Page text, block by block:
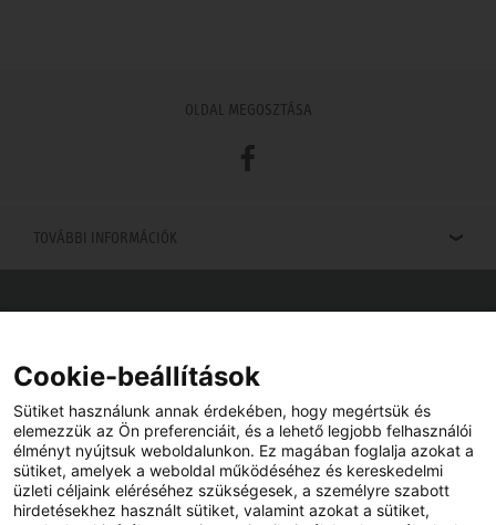
OLDAL MEGOSZTÁSA
Facebook
TOVÁBBI INFORMÁCIÓK
Viszonteladót keres az Ön közelében? Nem probléma.
Cookie-beállítások
Sütiket használunk annak érdekében, hogy megértsük és
elemezzük az Ön preferenciáit, és a lehető legjobb felhasználói
élményt nyújtsuk weboldalunkon. Ez magában foglalja azokat a
sütiket, amelyek a weboldal működéséhez és kereskedelmi
üzleti céljaink eléréséhez szükségesek, a személyre szabott
hirdetésekhez használt sütiket, valamint azokat a sütiket,